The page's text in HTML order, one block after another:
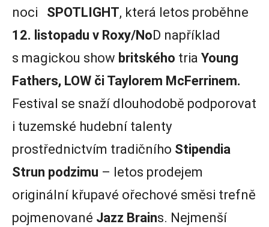
noci SPOTLIGHT, která letos proběhne
12. listopadu v Roxy/NoD například
s magickou show britského tria Young
Fathers, LOW či Taylorem McFerrinem.
Festival se snaží dlouhodobě podporovat
i tuzemské hudební talenty
prostřednictvím tradičního Stipendia
Strun podzimu – letos prodejem
originální křupavé ořechové směsi trefně
pojmenované Jazz Brains. Nejmenší